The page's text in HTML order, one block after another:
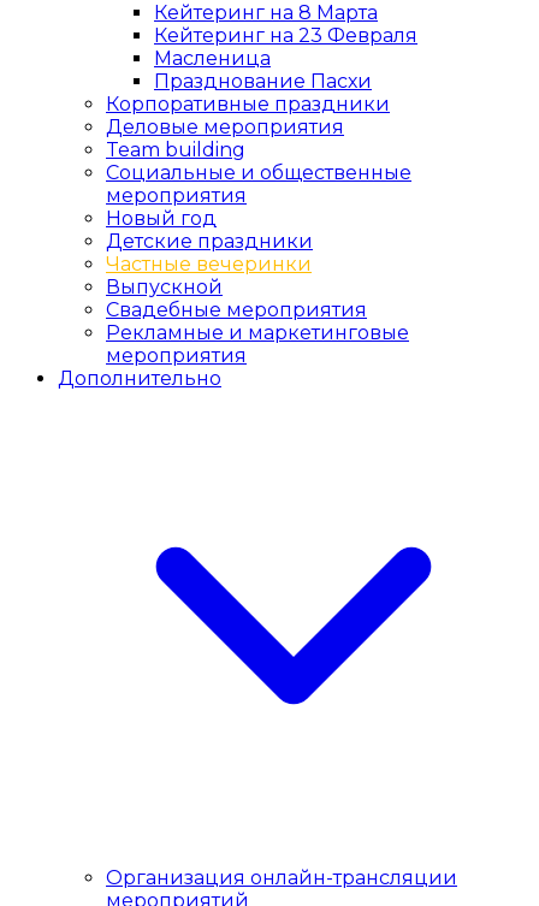
Кейтеринг на 8 Марта
Кейтеринг на 23 Февраля
Масленица
Празднование Пасхи
Корпоративные праздники
Деловые мероприятия
Team building
Социальные и общественные
мероприятия
Новый год
Детские праздники
Частные вечеринки
Выпускной
Свадебные мероприятия
Рекламные и маркетинговые
мероприятия
Дополнительно
Организация онлайн-трансляции
мероприятий